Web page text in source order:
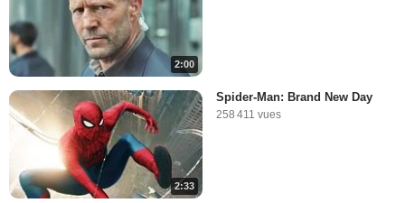
2:00
2:33
Spider-Man: Brand New Day
258 411 vues